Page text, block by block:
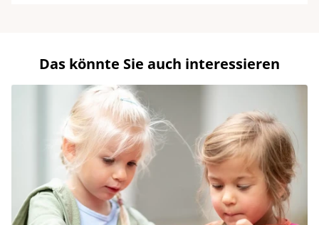
Das könnte Sie auch interessieren